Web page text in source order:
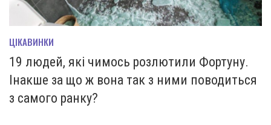
ЦІКАВИНКИ
19 людей, які чимось розлютили Фортуну.
Інакше за що ж вона так з ними поводиться
з самого ранку?